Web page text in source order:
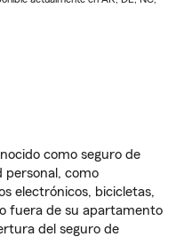
como seguro de
personal, como
electrónicos, bicicletas,
fuera de su apartamento
del seguro de